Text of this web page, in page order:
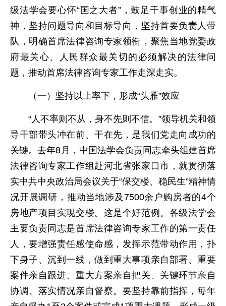
级法学会要心怀“国之大者”，鼓足干事创业的精气
神，坚持问题导向和目标导向，坚持首要负责人带
队，明确首席法律咨询专家领衔，聚焦当地党委政
府最关心、人民群众最关切的必须解决的法律问
题，推动首席法律咨询专家工作走深走实。
（一）坚持以上率下，形成“头雁”效应
“人不率则不从，身不先则不信。”领导机关和领
导干部带头冲在前、干在先，是我们党走向成功的
关键。去年8月，中国法学会负责同志牵头组建首席
法律咨询专家工作组赴河北省张家口市，就贯彻落
实中共中央政治局会议关于“保交楼、稳民生”精神情
况开展调研，推动当地涉及7500余户购房者的4个
房地产项目实现交楼。这是个好范例。各级法学会
主要负责同志是首席法律咨询专家工作的第一责任
人，要增强责任感使命感，发挥示范带动作用，扑
下身子、沉到一线，做到重大事项亲自部署、重要
案件亲自跟进、重大方案亲自把关、关键环节亲自
协调、落实情况亲自督察。要坚持靠前指挥，每年